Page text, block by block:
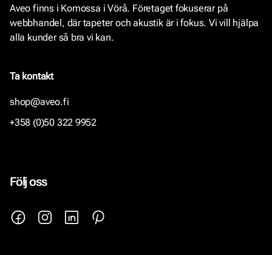
Aveo finns i Komossa i Vörå. Företaget fokuserar på
webbhandel, där tapeter och akustik är i fokus. Vi vill hjälpa
alla kunder så bra vi kan.
Ta kontakt
shop@aveo.fi
+358 (0)50 322 9952
Följ oss